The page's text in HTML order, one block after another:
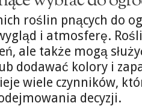
roślin pnących do
i atmosferę.
ale także mogą
dodawać kolory i
wiele czynników,
decyzji.